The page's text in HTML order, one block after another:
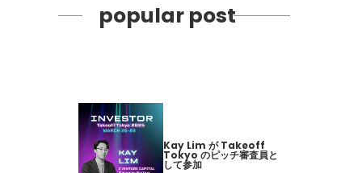
popular post
Kay Lim が Takeoff
Tokyo のピッチ審査員と
して参加